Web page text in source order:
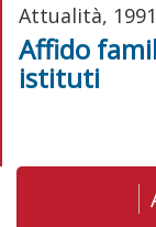
Attualità,
Affido
istituti